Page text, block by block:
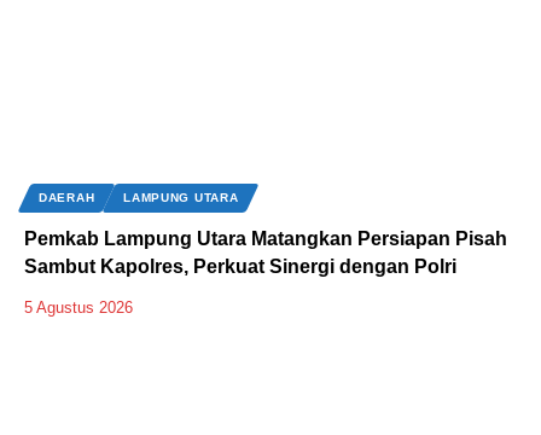
DAERAH LAMPUNG UTARA
Pemkab Lampung Utara Matangkan Persiapan Pisah
Sambut Kapolres, Perkuat Sinergi dengan Polri
5 Agustus 2026